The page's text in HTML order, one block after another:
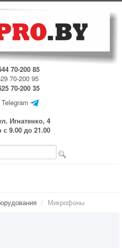
70-200 85
70-200 95
70-200 35
Игнатенко, 4
с 9.00 до 21.00
/ Микрофоны